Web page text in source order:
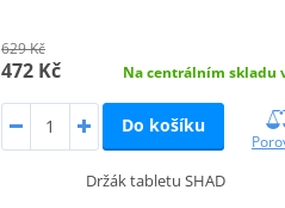
629 Kč
472 Kč Na centrálním skladu
Do košíku
Držák tabletu SHAD